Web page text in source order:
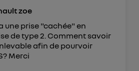
zoe
une prise "cachée" en
de type 2. Comment savoir
afin de pourvoir
Merci